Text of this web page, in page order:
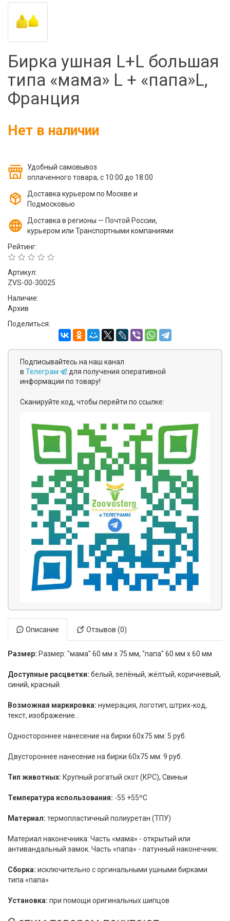
Держатели лизунцов
Бирка ушная L+L большая
типа «мама» L + «папа»L,
Франция
Нет в наличии
Удобный самовывоз
оплаченного товара, с 10:00 до 18:00
Доставка курьером по Москве и
Подмосковью
Доставка в регионы — Почтой России,
курьером или Транспортными компаниями
Рейтинг:
Артикул:
ZVS-00-30025
Наличие:
Архив
Поделиться:
Подписывайтесь на наш канал
в Телеграм
для получения оперативной
информации по товару!
Сканируйте код, чтобы перейти по ссылке:
Описание Отзывов (0)
Размер: Размер: "мама" 60 мм х 75 мм, "папа" 60 мм х 60 мм
Доступные расцветки: белый, зелёный, жёлтый, коричневый,
синий, красный.
Возможная маркировка: нумерация, логотип, штрих-код,
текст, изображение…
Одностороннее нанесение на бирки 60х75 мм: 5 руб.
Двустороннее нанесение на бирки 60х75 мм: 9 руб.
Тип животных: Крупный рогатый скот (КРС), Свиньи
Температура использования: -55 +55ºC
Материал: термопластичный полиуретан (ТПУ)
Материал наконечника: Часть «мама» - открытый или
антивандальный замок. Часть «папа» - латунный наконечник.
Сборка: исключительно с оргинальными ушными бирками
типа «папа»
Установка: при помощи оригинальных шипцов